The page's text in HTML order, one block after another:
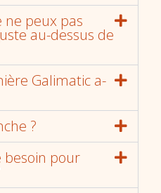
ne peux pas
au-dessus de
Galimatic a-
?
besoin pour